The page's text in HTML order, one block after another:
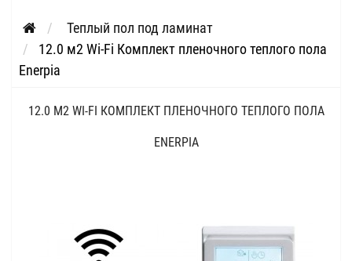
Теплый пол под ламинат
12.0 м2 Wi-Fi Комплект пленочного теплого пола
Enerpia
12.0 М2 WI-FI КОМПЛЕКТ ПЛЕНОЧНОГО ТЕПЛОГО ПОЛА
ENERPIA